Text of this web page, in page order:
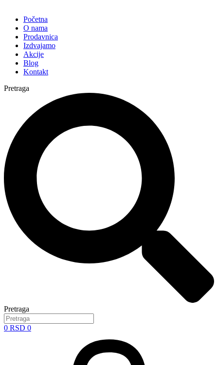
Početna
O nama
Prodavnica
Izdvajamo
Akcije
Blog
Kontakt
Pretraga
Pretraga
0 RSD 0